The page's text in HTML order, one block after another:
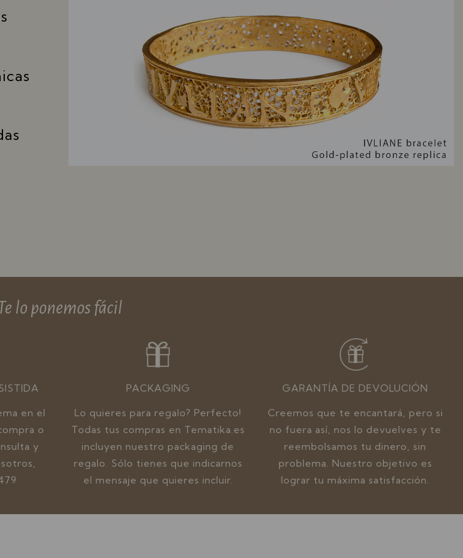
lo ponemos fácil
en el
o
y
PACKAGING
Lo quieres para regalo? Perfecto!
Todas tus compras en Tematika.es
incluyen nuestro packaging de
regalo. Sólo tienes que indicarnos
el mensaje que quieres incluir.
GARANTÍA DE DEVOLUCIÓN
Creemos que te encantará, pero si
no fuera así, nos lo devuelves y te
reembolsamos tu dinero, sin
problema. Nuestro objetivo es
lograr tu máxima satisfacción.